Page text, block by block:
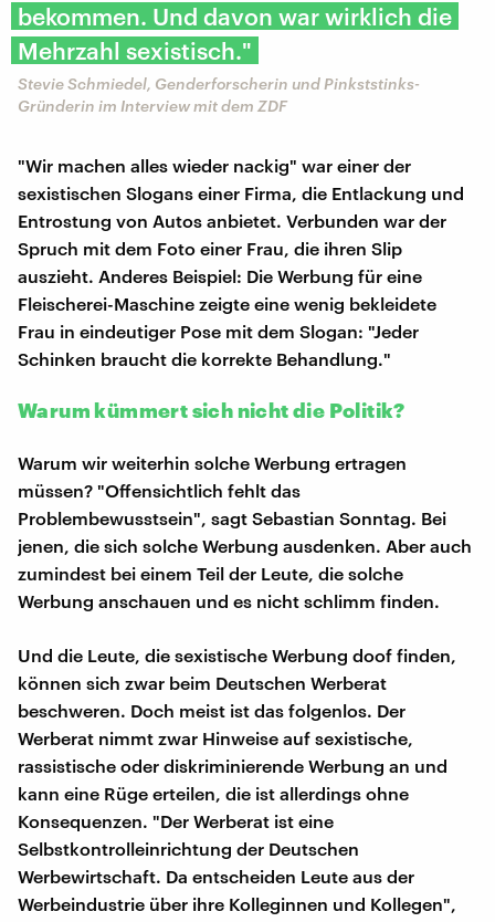
bekommen. Und davon war wirklich die
Mehrzahl sexistisch."
Stevie Schmiedel, Genderforscherin und Pinkststinks-
Gründerin im Interview mit dem ZDF
"Wir machen alles wieder nackig" war einer der
sexistischen Slogans einer Firma, die Entlackung und
Entrostung von Autos anbietet. Verbunden war der
Spruch mit dem Foto einer Frau, die ihren Slip
auszieht. Anderes Beispiel: Die Werbung für eine
Fleischerei-Maschine zeigte eine wenig bekleidete
Frau in eindeutiger Pose mit dem Slogan: "Jeder
Schinken braucht die korrekte Behandlung."
Warum kümmert sich nicht die Politik?
Warum wir weiterhin solche Werbung ertragen
müssen? "Offensichtlich fehlt das
Problembewusstsein", sagt Sebastian Sonntag. Bei
jenen, die sich solche Werbung ausdenken. Aber auch
zumindest bei einem Teil der Leute, die solche
Werbung anschauen und es nicht schlimm finden.
Und die Leute, die sexistische Werbung doof finden,
können sich zwar beim Deutschen Werberat
beschweren. Doch meist ist das folgenlos. Der
Werberat nimmt zwar Hinweise auf sexistische,
rassistische oder diskriminierende Werbung an und
kann eine Rüge erteilen, die ist allerdings ohne
Konsequenzen. "Der Werberat ist eine
Selbstkontrolleinrichtung der Deutschen
Werbewirtschaft. Da entscheiden Leute aus der
Werbeindustrie über ihre Kolleginnen und Kollegen",